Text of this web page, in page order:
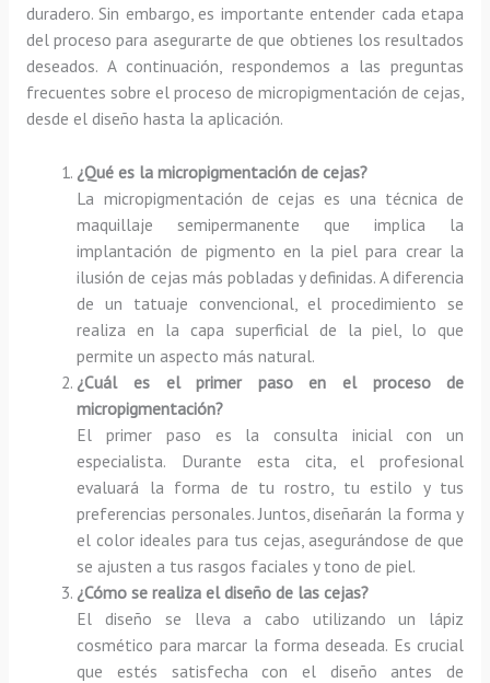
duradero. Sin embargo, es importante entender cada etapa
del proceso para asegurarte de que obtienes los resultados
deseados. A continuación, respondemos a las preguntas
frecuentes sobre el proceso de micropigmentación de cejas,
desde el diseño hasta la aplicación.
¿Qué es la micropigmentación de cejas?
La micropigmentación de cejas es una técnica de
maquillaje semipermanente que implica la
implantación de pigmento en la piel para crear la
ilusión de cejas más pobladas y definidas. A diferencia
de un tatuaje convencional, el procedimiento se
realiza en la capa superficial de la piel, lo que
permite un aspecto más natural.
¿Cuál es el primer paso en el proceso de
micropigmentación?
El primer paso es la consulta inicial con un
especialista. Durante esta cita, el profesional
evaluará la forma de tu rostro, tu estilo y tus
preferencias personales. Juntos, diseñarán la forma y
el color ideales para tus cejas, asegurándose de que
se ajusten a tus rasgos faciales y tono de piel.
¿Cómo se realiza el diseño de las cejas?
El diseño se lleva a cabo utilizando un lápiz
cosmético para marcar la forma deseada. Es crucial
que estés satisfecha con el diseño antes de